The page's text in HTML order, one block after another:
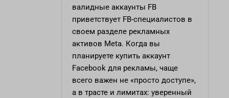
валидные аккаунты FB
приветствует FB-специалистов в
своем разделе рекламных
активов Meta. Когда вы
планируете купить аккаунт
Facebook для рекламы, чаще
всего важен не «просто доступе»,
а в трасте и лимитах: уверенный